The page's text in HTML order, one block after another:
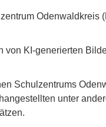
Odenwaldkreis
KI-generierten
Schulzentrums
unter